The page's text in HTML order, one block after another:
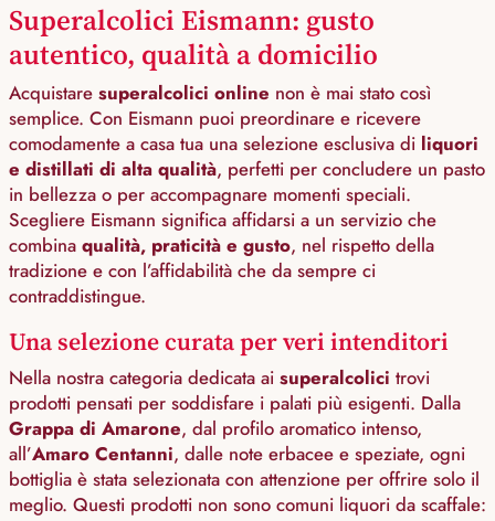
Superalcolici Eismann: gusto
autentico, qualità a domicilio
Acquistare superalcolici online non è mai stato così
semplice. Con Eismann puoi preordinare e ricevere
comodamente a casa tua una selezione esclusiva di liquori
e distillati di alta qualità, perfetti per concludere un pasto
in bellezza o per accompagnare momenti speciali.
Scegliere Eismann significa affidarsi a un servizio che
combina qualità, praticità e gusto, nel rispetto della
tradizione e con l’affidabilità che da sempre ci
contraddistingue.
Una selezione curata per veri intenditori
Nella nostra categoria dedicata ai superalcolici trovi
prodotti pensati per soddisfare i palati più esigenti. Dalla
Grappa di Amarone, dal profilo aromatico intenso,
all’Amaro Centanni, dalle note erbacee e speziate, ogni
bottiglia è stata selezionata con attenzione per offrire solo il
meglio. Questi prodotti non sono comuni liquori da scaffale: